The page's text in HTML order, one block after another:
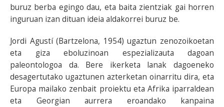
buruz berba egingo dau, eta baita zientziak gai horren
inguruan izan dituan ideia aldakorrei buruz be.
Jordi Agustí (Bartzelona, 1954) ugaztun zenozoikoetan
eta giza eboluzinoan espezializauta dagoan
paleontologoa da. Bere ikerketa lanak dagoeneko
desagertutako ugaztunen azterketan oinarritu dira, eta
Europa mailako zenbait proiektu eta Afrika iparraldean
eta Georgian aurrera eroandako kanpaina